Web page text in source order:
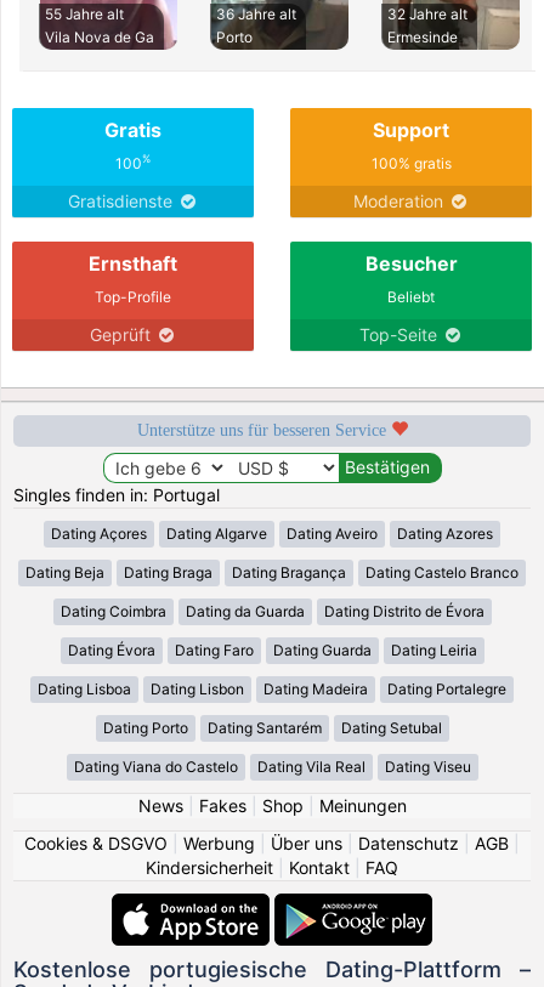
55 Jahre alt
Vila Nova de Ga
36 Jahre alt
Porto
32 Jahre alt
Ermesinde
Gratis
100%
Gratisdienste
Support
100% gratis
Moderation
Ernsthaft
Top-Profile
Geprüft
Besucher
Beliebt
Top-Seite
Unterstütze uns für besseren Service
Singles finden in: Portugal
Dating Açores Dating Algarve Dating Aveiro Dating Azores
Dating Beja Dating Braga Dating Bragança Dating Castelo Branco
Dating Coimbra Dating da Guarda Dating Distrito de Évora
Dating Évora Dating Faro Dating Guarda Dating Leiria
Dating Lisboa Dating Lisbon Dating Madeira Dating Portalegre
Dating Porto Dating Santarém Dating Setubal
Dating Viana do Castelo Dating Vila Real Dating Viseu
News| Fakes| Shop
Meinungen
Cookies & DSGVO
Werbung Über uns Datenschutz AGB
Kindersicherheit
Kontakt FAQ
Kostenlose portugiesische Dating-Plattform –